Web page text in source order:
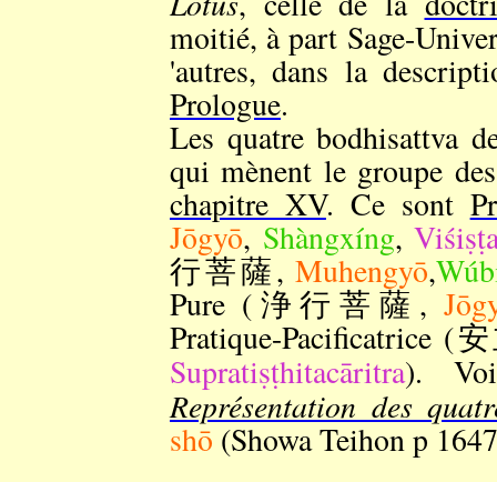
moitié, à part Sage-
'autres, dans la
Prologue.
Les quatre bodhisattva
qui mènent le groupe
chapitre XV. Ce sont
Jōgyō, Shàngxíng,
行菩薩,Muhengyō,
Pure (浄行菩薩,
Pratique-Pacificatrice
Supratiṣṭhitacāritra).
Représentation des
shō (Showa Teihon p